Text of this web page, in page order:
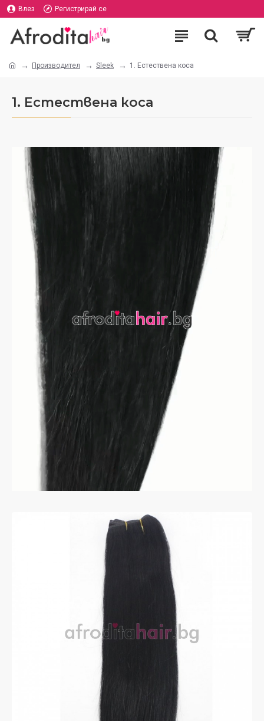
Влез Регистрирай се
Производител Sleek 1. Естествена коса
1. Естествена коса